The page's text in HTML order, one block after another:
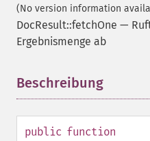
(No version information
DocResult::fetchOne —
Ergebnismenge ab
Beschreibung
public function